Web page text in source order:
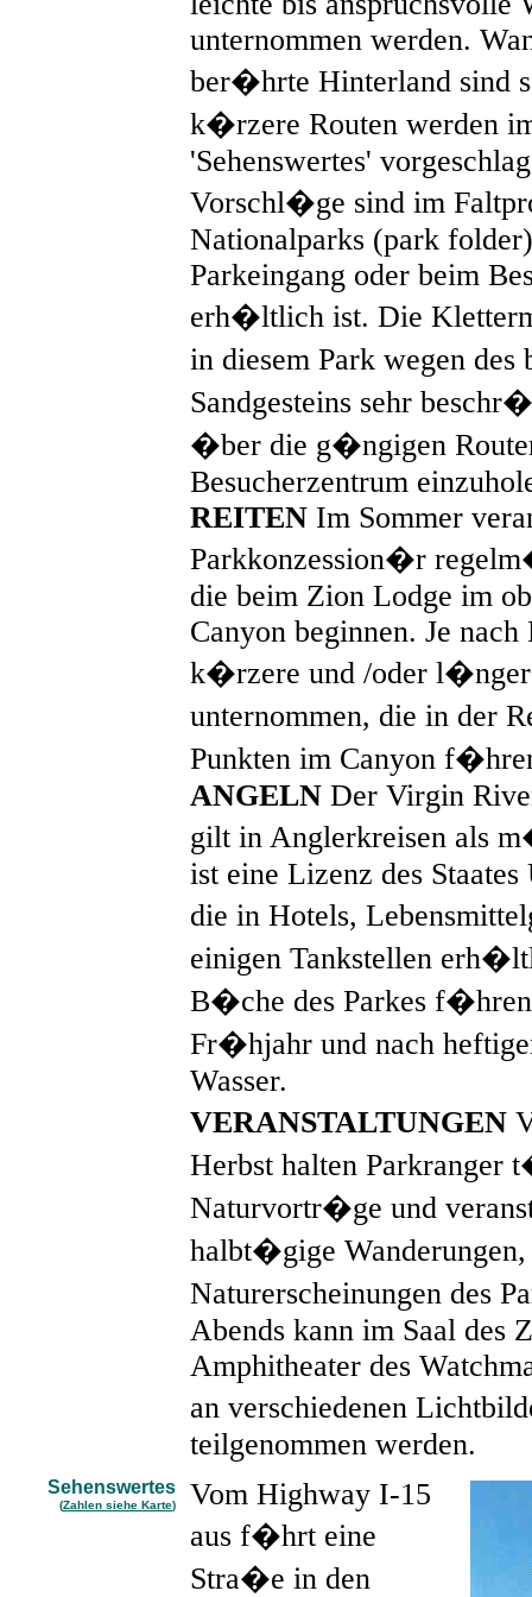
unternommen werden.
ber�hrte Hinterland sind
k�rzere Routen werden
'Sehenswertes'
Vorschl�ge sind im
Nationalparks (park
Parkeingang oder beim
erh�ltlich ist. Die
in diesem Park wegen
Sandgesteins sehr
�ber die g�ngigen
Besucherzentrum
REITEN Im Sommer
Parkkonzession�r
die beim Zion Lodge im
Canyon beginnen. Je
k�rzere und /oder
unternommen, die in der
Punkten im Canyon
ANGELN Der Virgin
gilt in Anglerkreisen als
ist eine Lizenz des
die in Hotels,
einigen Tankstellen
B�che des Parkes
Fr�hjahr und nach
Wasser.
VERANSTALTUNGEN
Herbst halten Parkranger
Naturvortr�ge und
halbt�gige Wanderungen,
Naturerscheinungen des
Abends kann im Saal des
Amphitheater des
an verschiedenen
teilgenommen werden.
Sehenswertes
(Zahlen siehe Karte)
Vom Highway I-15
aus f�hrt eine
Stra�e in den